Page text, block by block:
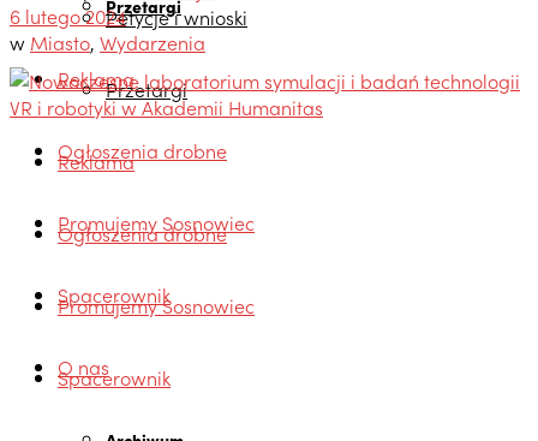
Przetargi
Reklama
Ogłoszenia drobne
Promujemy Sosnowiec
Spacerownik
O nas
Petycje i wnioski
Przetargi
Reklama
Ogłoszenia drobne
Promujemy Sosnowiec
Spacerownik
6 lutego 2024
w Miasto, Wydarzenia